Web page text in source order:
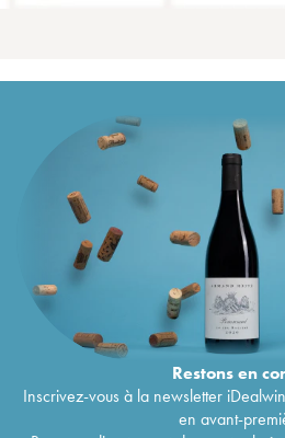
Restons en
Inscrivez-vous à la newsletter
en avant-